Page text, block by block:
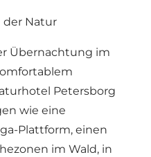
Natur
Übernachtung im
Petersborg
wie eine
Plattform, einen
im Wald, in